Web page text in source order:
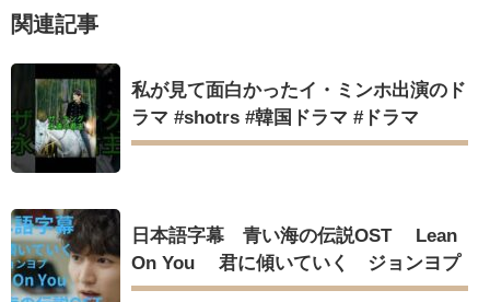
か」出演で話題 Big News TV
Powered by livedoor 相互RSS
関連記事
私が見て面白かったイ・ミンホ出演のド
ラマ #shotrs #韓国ドラマ #ドラマ
日本語字幕 青い海の伝説OST Lean
On You 君に傾いていく ジョンヨプ